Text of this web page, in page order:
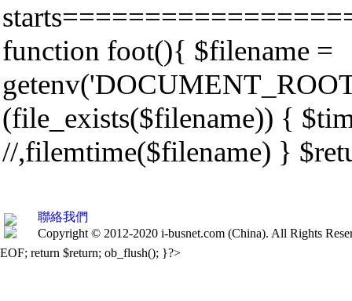
function foot(){ $filename =
(file_exists($filename)) {
//,filemtime($filename) }
聯絡我們
Copyright © 2012-2020 i-busnet.com (China). All Rights
EOF; return $return; ob_flush(); }?>